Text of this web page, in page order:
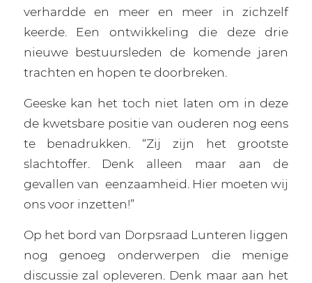
verhardde en meer en meer in zichzelf
keerde. Een ontwikkeling die deze drie
nieuwe bestuursleden de komende jaren
trachten en hopen te doorbreken.
Geeske kan het toch niet laten om in deze
de kwetsbare positie van ouderen nog eens
te benadrukken. “Zij zijn het grootste
slachtoffer. Denk alleen maar aan de
gevallen van eenzaamheid. Hier moeten wij
ons voor inzetten!”
Op het bord van Dorpsraad Lunteren liggen
nog genoeg onderwerpen die menige
discussie zal opleveren. Denk maar aan het